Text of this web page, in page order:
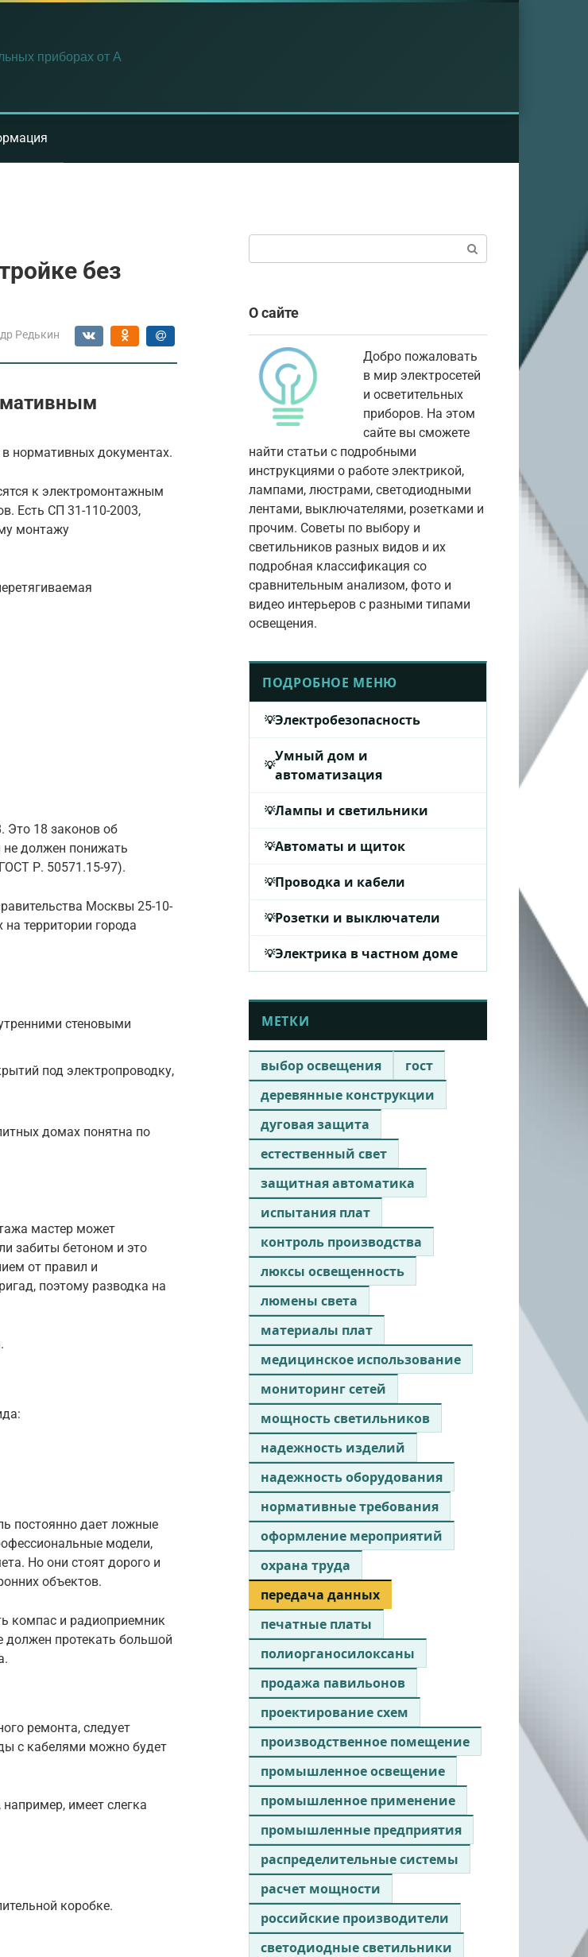
приборах от А
без
Редькин
нормативных документах.
к электромонтажным
Есть СП 31-110-2003,
монтажу
Это 18 законов об
должен понижать
Р. 50571.15-97).
Москвы 25-10-
территории города
стеновыми
под электропроводку,
домах понятна по
мастер может
забиты бетоном и это
от правил и
поэтому разводка на
постоянно дает ложные
модели,
Но они стоят дорого и
объектов.
компас и радиоприемник
должен протекать большой
ремонта, следует
с кабелями можно будет
имеет слегка
коробке.
О сайте
Добро пожаловать
в мир электросетей
и осветительных
приборов. На этом
сайте вы сможете
найти статьи с подробными
инструкциями о работе электрикой,
лампами, люстрами, светодиодными
лентами, выключателями, розетками и
прочим. Советы по выбору и
светильников разных видов и их
подробная классификация со
сравнительным анализом, фото и
видео интерьеров с разными типами
освещения.
ПОДРОБНОЕ МЕНЮ
Электробезопасность
Умный дом и
автоматизация
Лампы и светильники
Автоматы и щиток
Проводка и кабели
Розетки и выключатели
Электрика в частном доме
МЕТКИ
выбор освещения
гост
деревянные конструкции
дуговая защита
естественный свет
защитная автоматика
испытания плат
контроль производства
люксы освещенность
люмены света
материалы плат
медицинское использование
мониторинг сетей
мощность светильников
надежность изделий
надежность оборудования
нормативные требования
оформление мероприятий
охрана труда
передача данных
печатные платы
полиорганосилоксаны
продажа павильонов
проектирование схем
производственное помещение
промышленное освещение
промышленное применение
промышленные предприятия
распределительные системы
расчет мощности
российские производители
светодиодные светильники